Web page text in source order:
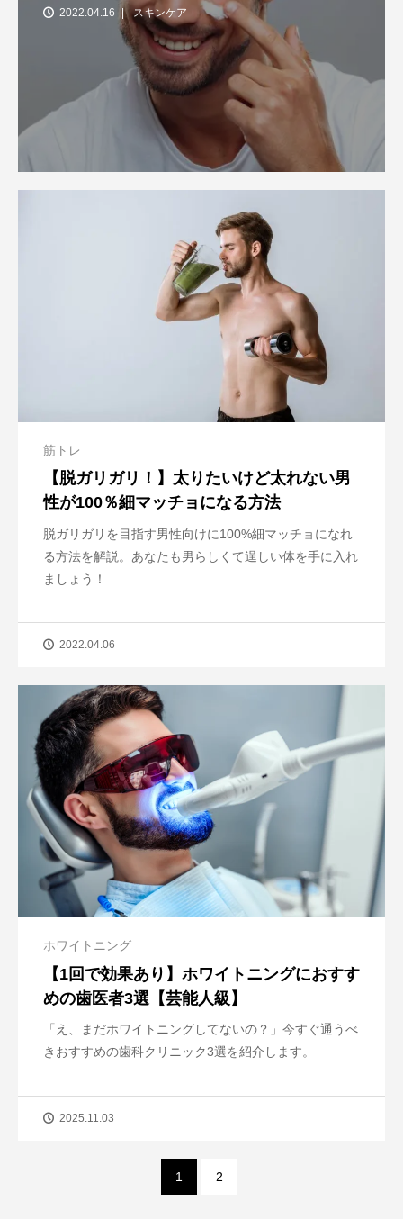
2022.04.16 スキンケア
筋トレ
【脱ガリガリ！】太りたいけど太れない男
性が100％細マッチョになる方法
脱ガリガリを目指す男性向けに100%細マッチョになれ
る方法を解説。あなたも男らしくて逞しい体を手に入れ
ましょう！
2022.04.06
ホワイトニング
【1回で効果あり】ホワイトニングにおすす
めの歯医者3選【芸能人級】
「え、まだホワイトニングしてないの？」今すぐ通うべ
きおすすめの歯科クリニック3選を紹介します。
2025.11.03
1 2